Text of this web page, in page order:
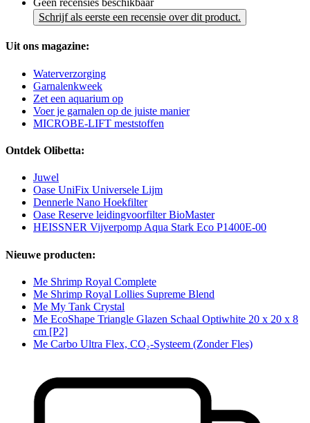
Geen recensies beschikbaar
Schrijf als eerste een recensie over dit product.
Uit ons magazine:
Waterverzorging
Garnalenkweek
Zet een aquarium op
Voer je garnalen op de juiste manier
MICROBE-LIFT meststoffen
Ontdek Olibetta:
Juwel
Oase UniFix Universele Lijm
Dennerle Nano Hoekfilter
Oase Reserve leidingvoorfilter BioMaster
HEISSNER Vijverpomp Aqua Stark Eco P1400E-00
Nieuwe producten:
Me Shrimp Royal Complete
Me Shrimp Royal Lollies Supreme Blend
Me My Tank Crystal
Me EcoShape Triangle Glazen Schaal Optiwhite 20 x 20 x 8
cm [P2]
Me Carbo Ultra Flex, CO₂-Systeem (Zonder Fles)